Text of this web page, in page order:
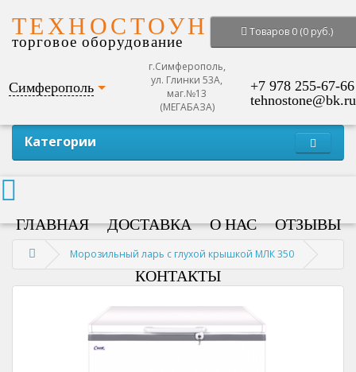
ТЕХНОСТОУН
торговое оборудование
Товаров 0 (0 руб.)
Симферополь
+7 978 255-67-66
tehnostone@bk.ru
г.Симферополь,
ул. Глинки 53А,
маг.№13
(МЕГАБАЗА)
Категории
ГЛАВНАЯ ДОСТАВКА О НАС ОТЗЫВЫ
КОНТАКТЫ
Морозильный ларь с глухой крышкой МЛК 350